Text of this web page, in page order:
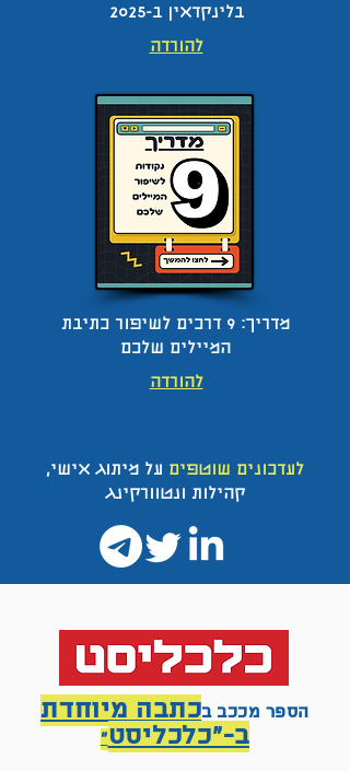
בלינקדאין ב-2025
להורדה
מדריך: 9 דרכים לשיפור כתיבת
המיילים שלכם
להורדה
לעדכונים שוטפים על מיתוג אישי,
קהילות ונטוורקינג
הספר מככב בכתבה מיוחדת
ב-״כלכליסט״